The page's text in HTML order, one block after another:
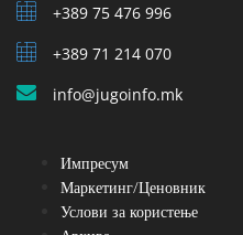
+389 75 476 996
+389 71 214 070
info@jugoinfo.mk
Импресум
Маркетинг/Ценовник
Услови за користење